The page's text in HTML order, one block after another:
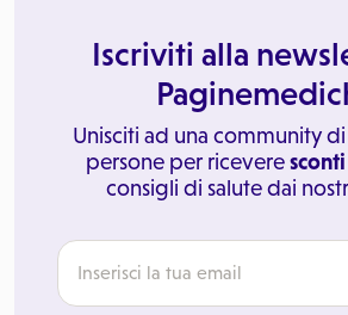
Iscriviti alla
Unisciti ad una community
persone per ricevere
consigli di salute dai